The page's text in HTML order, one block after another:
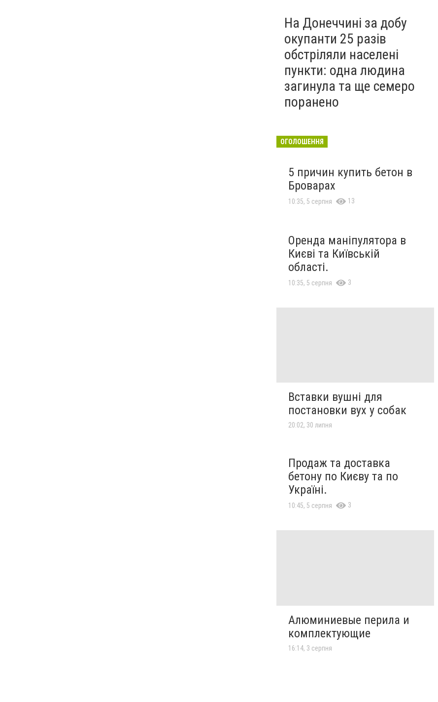
На Донеччині за добу
окупанти 25 разів
обстріляли населені
пункти: одна людина
загинула та ще семеро
поранено
ОГОЛОШЕННЯ
5 причин купить бетон в
Броварах
10:35, 5 серпня 13
Оренда маніпулятора в
Києві та Київській
області.
10:35, 5 серпня 3
Вставки вушні для
постановки вух у собак
20:02, 30 липня
Продаж та доставка
бетону по Києву та по
Україні.
10:45, 5 серпня 3
Алюминиевые перила и
комплектующие
16:14, 3 серпня